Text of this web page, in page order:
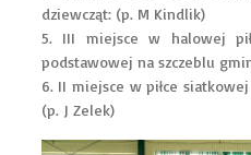
dziewcząt: (p. M Kindlik)
5. III miejsce w halowej
podstawowej na szczeblu
6. II miejsce w piłce
(p. J Zelek)